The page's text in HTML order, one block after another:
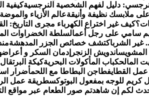
دليل لفهم الشخصية النرجسيةكيفية
ملابسك نظيفة وأنيقةعالم الأزياء
كيف غير اختراع الكهرباء مجرى التاريخ:
سامي على رجل أعمالسلطة الخضراوات
غير الشرباكتشف خصائص الجزر المدهشة
ساندويش الزنجر إدمان السكر و
المالحكباب المأكولات البحريةكيكة
القطايفطاجن البطاطا مع اللحمأضرار
كريم للوجه بمفعول البوتوكسطريقة عمل
لكم إن شاهدتم صور الطعام عبر مواقع